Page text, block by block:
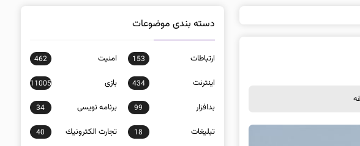
دسته بندی موضوعات
ارتباطات 153 امنيت 462
اينترنت 434 بازی 11005
بدافزار 99 برنامه نويسی 34
تبلیغات 18 تجارت الكترونيك 40